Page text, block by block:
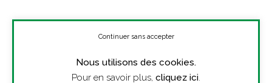
SUIVEZ-NOUS
Nous utilisons des cookies.
Pour en savoir plus, cliquez ici.
Continuer sans accepter